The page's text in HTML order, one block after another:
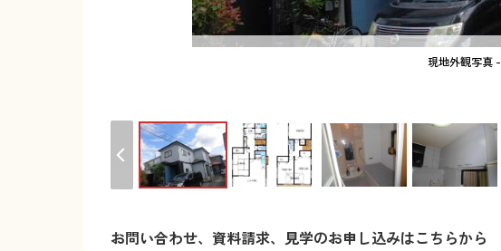
現地外観写真 -
お問い合わせ、資料請求、見学のお申し込みはこちらから